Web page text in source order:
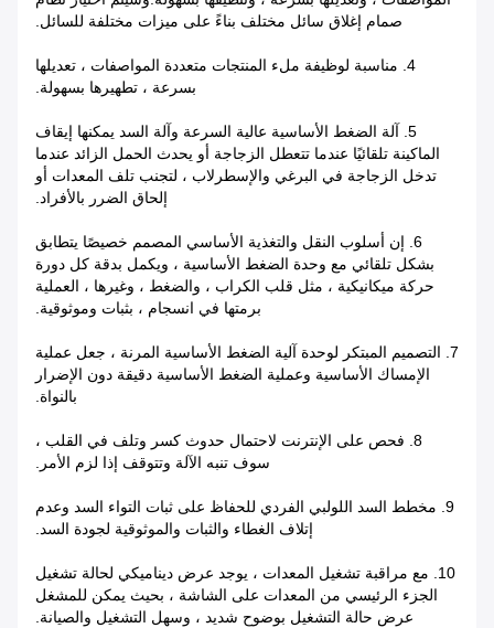
صمام إغلاق سائل مختلف بناءً على ميزات مختلفة للسائل.
4. مناسبة لوظيفة ملء المنتجات متعددة المواصفات ، تعديلها
بسرعة ، تطهيرها بسهولة.
5. آلة الضغط الأساسية عالية السرعة وآلة السد يمكنها إيقاف
الماكينة تلقائيًا عندما تتعطل الزجاجة أو يحدث الحمل الزائد عندما
تدخل الزجاجة في البرغي والإسطرلاب ، لتجنب تلف المعدات أو
إلحاق الضرر بالأفراد.
6. إن أسلوب النقل والتغذية الأساسي المصمم خصيصًا يتطابق
بشكل تلقائي مع وحدة الضغط الأساسية ، ويكمل بدقة كل دورة
حركة ميكانيكية ، مثل قلب الكراب ، والضغط ، وغيرها ، العملية
برمتها في انسجام ، بثبات وموثوقية.
7. التصميم المبتكر لوحدة آلية الضغط الأساسية المرنة ، جعل عملية
الإمساك الأساسية وعملية الضغط الأساسية دقيقة دون الإضرار
بالنواة.
8. فحص على الإنترنت لاحتمال حدوث كسر وتلف في القلب ،
سوف تنبه الآلة وتتوقف إذا لزم الأمر.
9. مخطط السد اللولبي الفردي للحفاظ على ثبات التواء السد وعدم
إتلاف الغطاء والثبات والموثوقية لجودة السد.
10. مع مراقبة تشغيل المعدات ، يوجد عرض ديناميكي لحالة تشغيل
الجزء الرئيسي من المعدات على الشاشة ، بحيث يمكن للمشغل
عرض حالة التشغيل بوضوح شديد ، وسهل التشغيل والصيانة.